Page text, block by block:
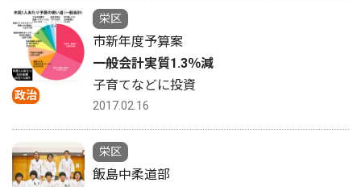
政治
栄区
市新年度予算案
一般会計実質1.3％減
子育てなどに投資
2017.02.16
栄区
飯島中柔道部